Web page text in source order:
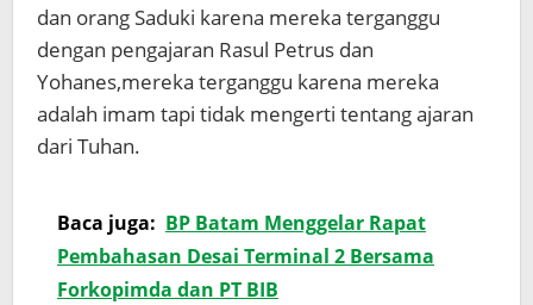
dan orang Saduki karena mereka terganggu
dengan pengajaran Rasul Petrus dan
Yohanes,mereka terganggu karena mereka
adalah imam tapi tidak mengerti tentang ajaran
dari Tuhan.
Baca juga: BP Batam Menggelar Rapat
Pembahasan Desai Terminal 2 Bersama
Forkopimda dan PT BIB